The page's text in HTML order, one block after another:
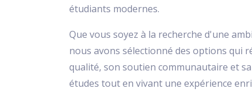
étudiants modernes.
Que vous soyez à la recherche d'une
nous avons sélectionné des options qui
qualité, son soutien communautaire et
études tout en vivant une expérience